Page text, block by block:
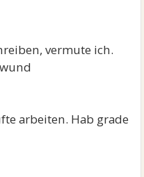
vermute ich.
arbeiten. Hab grade